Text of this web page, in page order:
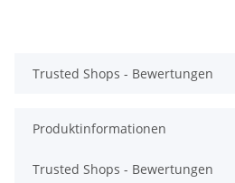
Trusted Shops - Bewertungen
Produktinformationen
Trusted Shops - Bewertungen